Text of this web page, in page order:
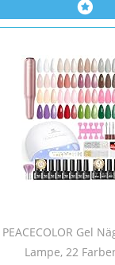
PEACECOLOR Gel
Lampe, 22